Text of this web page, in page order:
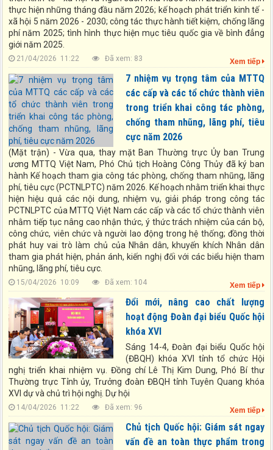
thực hiện những tháng đầu năm 2026; kế hoạch phát triển kinh tế -
xã hội 5 năm 2026 - 2030; công tác thực hành tiết kiệm, chống lãng
phí năm 2025; tình hình thực hiện mục tiêu quốc gia về bình đẳng
giới năm 2025.
21/04/2026 11:22 Đã xem: 83 Xem tiếp
7 nhiệm vụ trọng tâm của MTTQ
các cấp và các tổ chức thành viên
trong triển khai công tác phòng,
chống tham nhũng, lãng phí, tiêu
cực năm 2026
(Mặt trận) - Vừa qua, thay mặt Ban Thường trực Ủy ban Trung
ương MTTQ Việt Nam, Phó Chủ tịch Hoàng Công Thủy đã ký ban
hành Kế hoạch tham gia công tác phòng, chống tham nhũng, lãng
phí, tiêu cực (PCTNLPTC) năm 2026. Kế hoạch nhằm triển khai thực
hiện hiệu quả các nội dung, nhiệm vụ, giải pháp trong công tác
PCTNLPTC của MTTQ Việt Nam các cấp và các tổ chức thành viên
nhằm tiếp tục nâng cao nhận thức, ý thức trách nhiệm của cán bộ,
công chức, viên chức và người lao động trong hệ thống; đồng thời
phát huy vai trò làm chủ của Nhân dân, khuyến khích Nhân dân
tham gia phát hiện, phản ánh, kiến nghị đối với các biểu hiện tham
nhũng, lãng phí, tiêu cực.
15/04/2026 10:09 Đã xem: 104 Xem tiếp
Đổi mới, nâng cao chất lượng
hoạt động Đoàn đại biểu Quốc hội
khóa XVI
Sáng 14-4, Đoàn đại biểu Quốc hội
(ĐBQH) khóa XVI tỉnh tổ chức Hội
nghị triển khai nhiệm vụ. Đồng chí Lê Thị Kim Dung, Phó Bí thư
Thường trực Tỉnh ủy, Trưởng đoàn ĐBQH tỉnh Tuyên Quang khóa
XVI dự và chủ trì hội nghị. Dự hội
14/04/2026 11:22 Đã xem: 96 Xem tiếp
Chủ tịch Quốc hội: Giám sát ngay
vấn đề an toàn thực phẩm trong